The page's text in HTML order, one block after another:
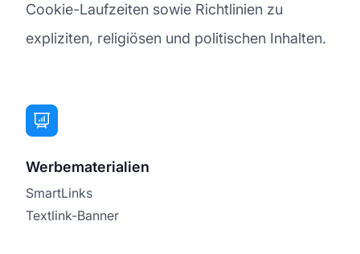
Cookie-Laufzeiten sowie Richtlinien zu
expliziten, religiösen und politischen Inhalten.
Werbematerialien
SmartLinks
Textlink-Banner